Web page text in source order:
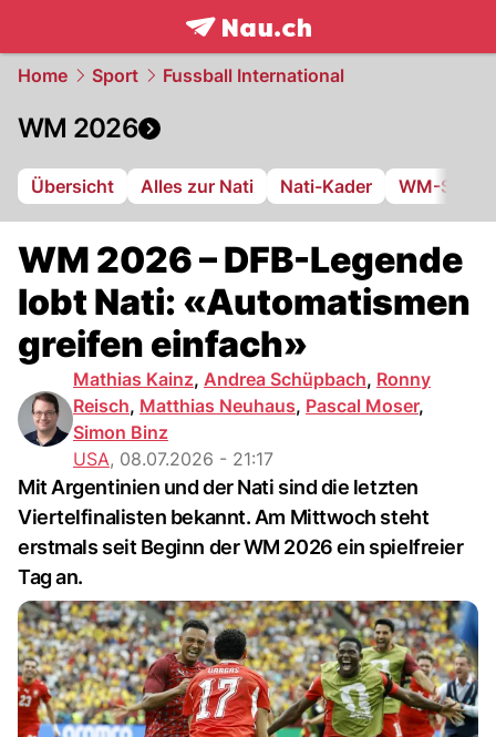
frontpage.NAU.ch
Home Sport Fussball International
WM 2026
Übersicht Alles zur Nati Nati-Kader WM-
WM 2026 – DFB-Legende
lobt Nati: «Automatismen
greifen einfach»
Mathias Kainz, Andrea Schüpbach, Ronny
Reisch, Matthias Neuhaus, Pascal Moser,
Simon Binz
USA, 08.07.2026 - 21:17
Mit Argentinien und der Nati sind die letzten
Viertelfinalisten bekannt. Am Mittwoch steht
erstmals seit Beginn der WM 2026 ein spielfreier
Tag an.